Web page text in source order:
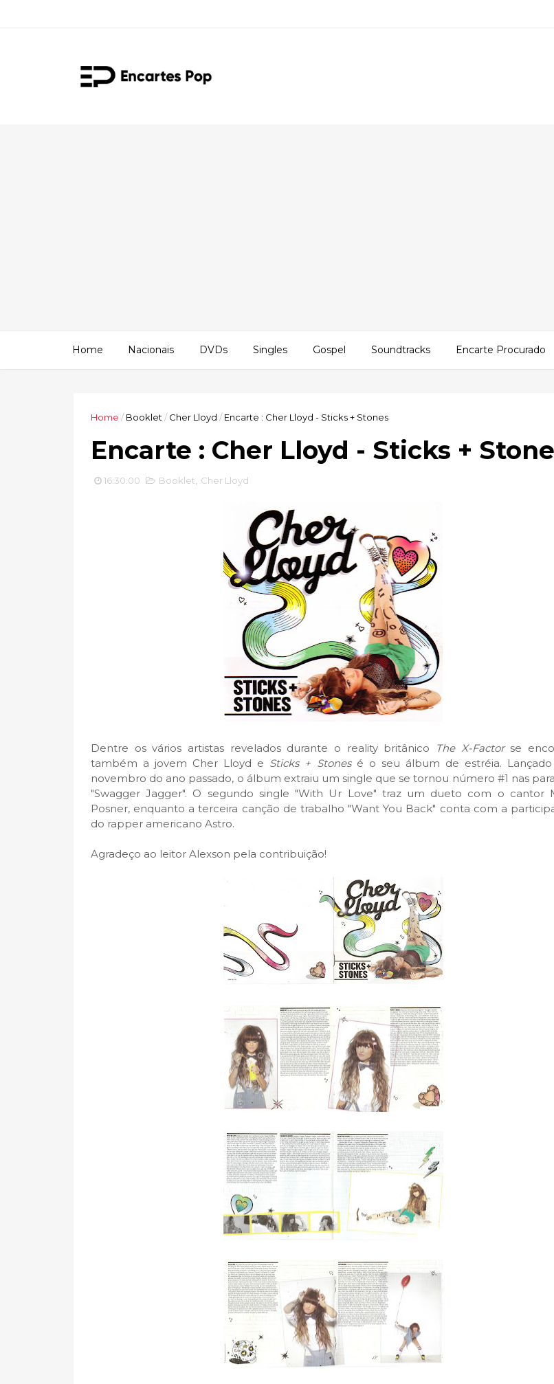
Home Nacionais DVDs Singles Gospel Soundtracks Encarte Procurado
Home / Booklet / Cher Lloyd / Encarte : Cher Lloyd - Sticks + Stones
Encarte : Cher Lloyd - Sticks +
16:30:00 Booklet Cher Lloyd
Dentre os vários artistas revelados durante o reality britânico The X-Factorse
também a jovem Cher Lloyd e Sticks + Stones é o seu álbum de estréia.
novembro do ano passado, o álbum extraiu um single que se tornou número #1 nas
"Swagger Jagger". O segundo single "With Ur Love" traz um dueto com o cantor
Posner, enquanto a terceira canção de trabalho "Want You Back" conta com a
do rapper americano Astro.
Agradeço ao leitor Alexson pela contribuição!